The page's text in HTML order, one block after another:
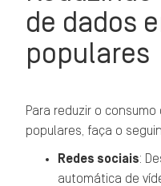
de dados
populares
Para reduzir o
populares, faça o
Redes sociais:
automática de